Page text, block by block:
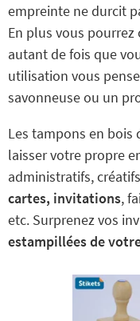
empreinte ne durcit
En plus vous
autant de fois que
utilisation vous
savonneuse ou un
Les tampons en
laisser votre propre
administratifs,
cartes, invitations,
etc. Surprenez vos
estampillées de